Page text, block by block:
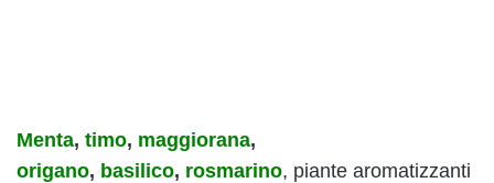
Menta, timo, maggiorana,
origano, basilico, rosmarino, piante aromatizzanti